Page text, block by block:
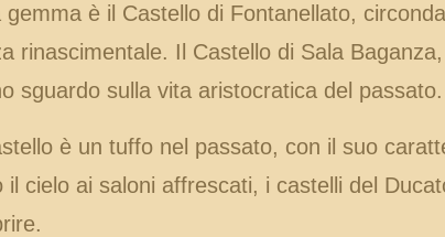
gemma è il Castello di Fontanellato,
rinascimentale. Il Castello di Sala
sguardo sulla vita aristocratica del passato.
è un tuffo nel passato, con il suo
il cielo ai saloni affrescati, i castelli del